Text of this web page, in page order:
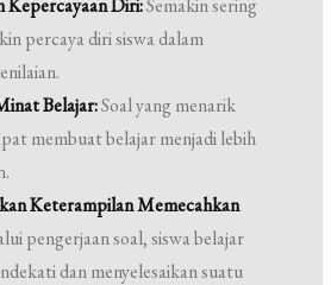
percaya diri siswa dalam
Belajar:Soal yang menarik
membuat belajar menjadi lebih
Keterampilan Memecahkan
pengerjaan soal, siswa belajar
dan menyelesaikan suatu